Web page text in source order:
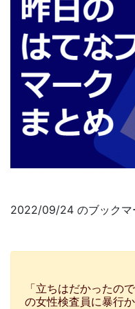
2022/09/24 のブックマ
「立ちはだかった
の女性検査員に暴行か